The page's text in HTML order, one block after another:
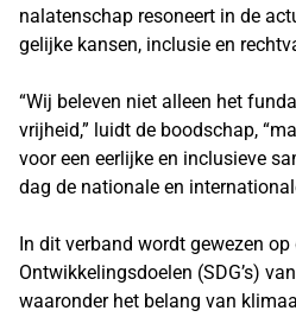
nalatenschap resoneert in de
gelijke kansen, inclusie en
“Wij beleven niet alleen het
vrijheid,” luidt de boodschap,
voor een eerlijke en inclusieve
dag de nationale en
In dit verband wordt gewezen
Ontwikkelingsdoelen (SDG’s)
waaronder het belang van